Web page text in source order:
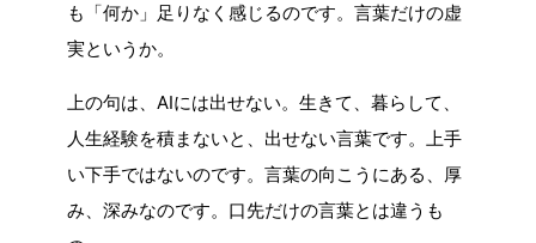
も「何か」足りなく感じるのです。言葉だけの虚
実というか。
上の句は、AIには出せない。生きて、暮らして、
人生経験を積まないと、出せない言葉です。上手
い下手ではないのです。言葉の向こうにある、厚
み、深みなのです。口先だけの言葉とは違うも